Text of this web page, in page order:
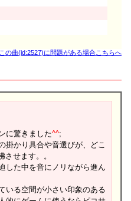
の曲(id:2527)に問題がある場合こちらへ
に驚きました^^;
掛かり具合や音選びが、どこ
させます。。
した中を音にノリながら進ん
いる空間が小さい印象のある